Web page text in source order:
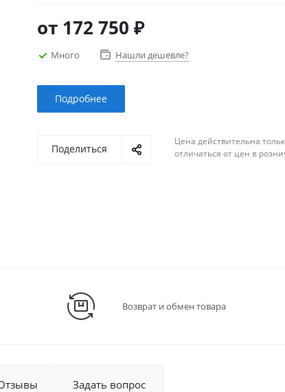
от 172 750 ₽
Много Нашли дешевле?
Подробнее
Поделиться
Цена действительна
отличаться от цен в
Возврат и обмен товара
Задать вопрос